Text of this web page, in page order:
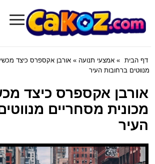
Cakoz.com
≡
דף הבית » אמצעי תנועה » אורבן אקספרס כיצד
מנווטים ברחובות העיר
אורבן אקספרס כיצד
מכונית מסחריים
העיר